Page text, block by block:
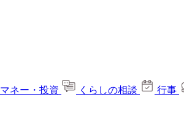
マネー・投資 くらしの相談 行事